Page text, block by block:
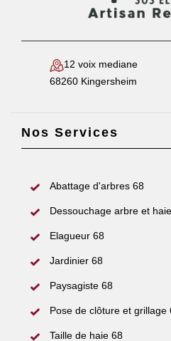
12 voix mediane
68260 Kingersheim
Nos Services
Abattage d'arbres 68
Dessouchage arbre et
Elagueur 68
Jardinier 68
Paysagiste 68
Pose de clôture et grillage
Taille de haie 68